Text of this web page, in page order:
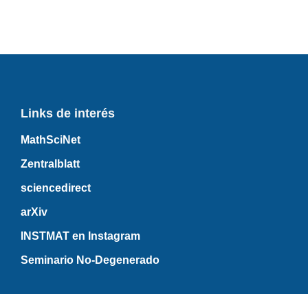
Links de interés
MathSciNet
Zentralblatt
sciencedirect
arXiv
INSTMAT en Instagram
Seminario No-Degenerado